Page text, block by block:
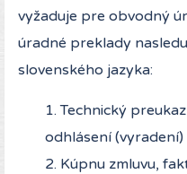
vyžaduje pre obvodný
úradné preklady
slovenského jazyka:
1. Technický
odhlásení
2. Kúpnu zmluvu,